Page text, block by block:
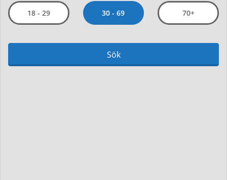
18 - 29 30 - 69 70+
Sök